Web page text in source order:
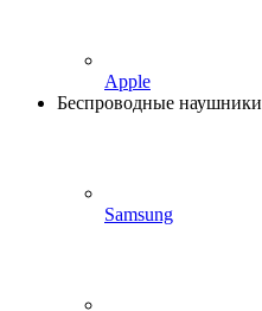
Apple
Беспроводные наушники
Samsung